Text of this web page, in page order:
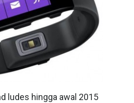
ludes hingga awal 2015